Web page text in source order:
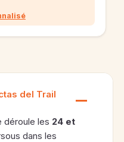
del Trail
déroule les 24 et
dans les